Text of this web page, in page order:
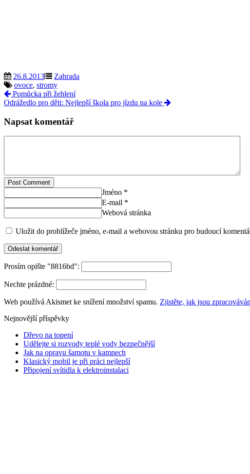
26.8.2013
Zahrada
ovoce, stromy
Pomůcka při žehlení
Odrážedlo pro děti: Nejlepší škola pro jízdu na kole
Napsat komentář
Post Comment
Jméno *
E-mail *
Webová stránka
Uložit do prohlížeče jméno, e-mail a webovou stránku pro budoucí
Prosím opište "8816bd":
Nechte prázdné:
Web používá Akismet ke snížení množství spamu. Zjistěte, jak jsou
Nejnovější příspěvky
Dřevo na topení
Udělejte si rozvody teplé vody bezpečnější
Jak na opravu šamotu v kamnech
Klasický mobil je při práci nejlepší
Připojení svítidla k elektroinstalaci